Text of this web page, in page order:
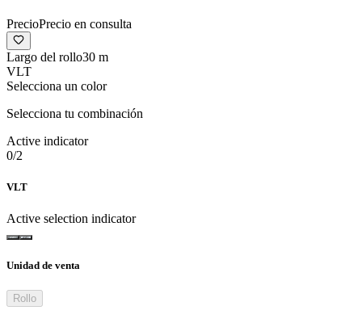
PrecioPrecio en consulta
Largo del rollo30 m
VLT
Selecciona un color
Selecciona tu combinación
Active indicator
0/2
VLT
Active selection indicator
Unidad de venta
Rollo